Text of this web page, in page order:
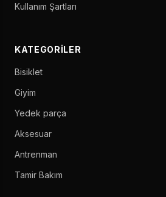
Kullanım Şartları
KATEGORILER
Bisiklet
Giyim
Yedek parça
Aksesuar
Antrenman
Tamir Bakım